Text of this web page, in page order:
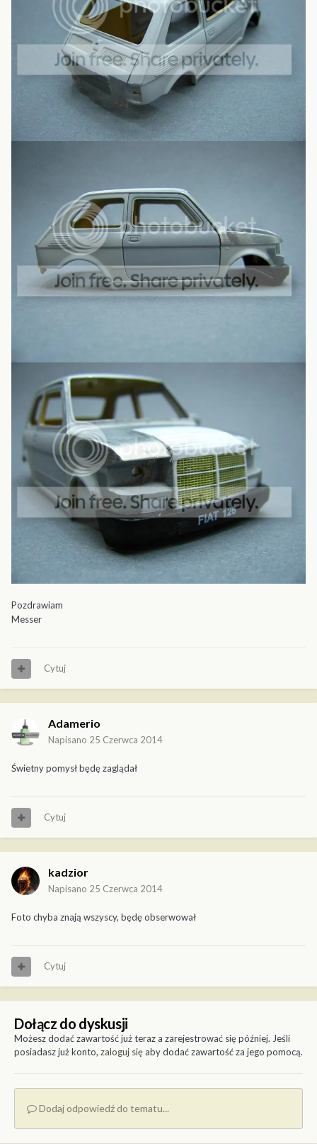
Pozdrawiam
Messer
Cytuj
Adamerio
Napisano 25 Czerwca 2014
Świetny pomysł będę zaglądał
Cytuj
kadzior
Napisano 25 Czerwca 2014
Foto chyba znają wszyscy, będę obserwował
Cytuj
Dołącz do dyskusji
Możesz dodać zawartość już teraz a zarejestrować się później. Jeśli
posiadasz już konto, zaloguj sięaby dodać zawartość za jego pomocą.
Dodaj odpowiedź do tematu...